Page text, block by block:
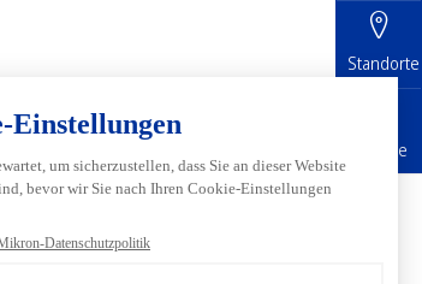
Standorte
Karriere
Mikron
Unternehmen und seine